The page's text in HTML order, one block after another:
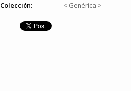
Colección:
< Genérica >